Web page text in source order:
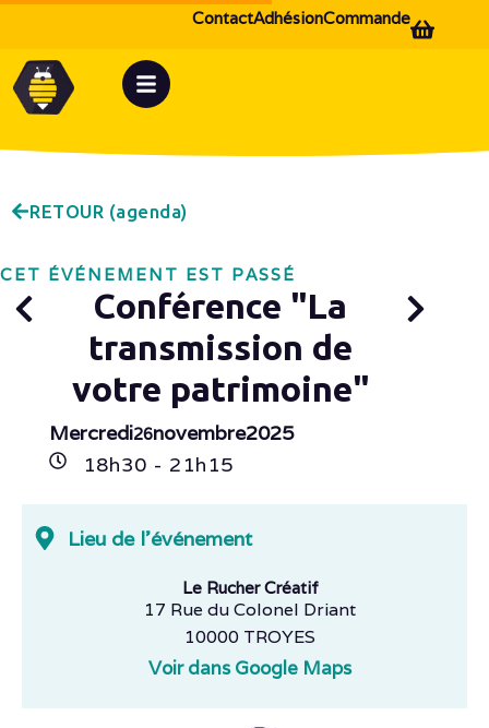
Commande
Adhésion
Contact
RETOUR (agenda)
CET ÉVÉNEMENT EST PASSÉ
Conférence "La
transmission de
votre patrimoine"
Mercredi26novembre2025
18h30 - 21h 15
Lieu de l'événement
Le Rucher Créatif
17 Rue du Colonel Driant
10000 TROYES
Voir dans Google Maps